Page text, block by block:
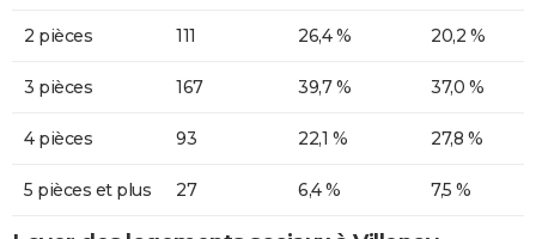
2 pièces 111 26,4 % 20,2 %
3 pièces 167 39,7 % 37,0 %
4 pièces 93 22,1 % 27,8 %
5 pièces et plus 27 6,4 % 7,5 %